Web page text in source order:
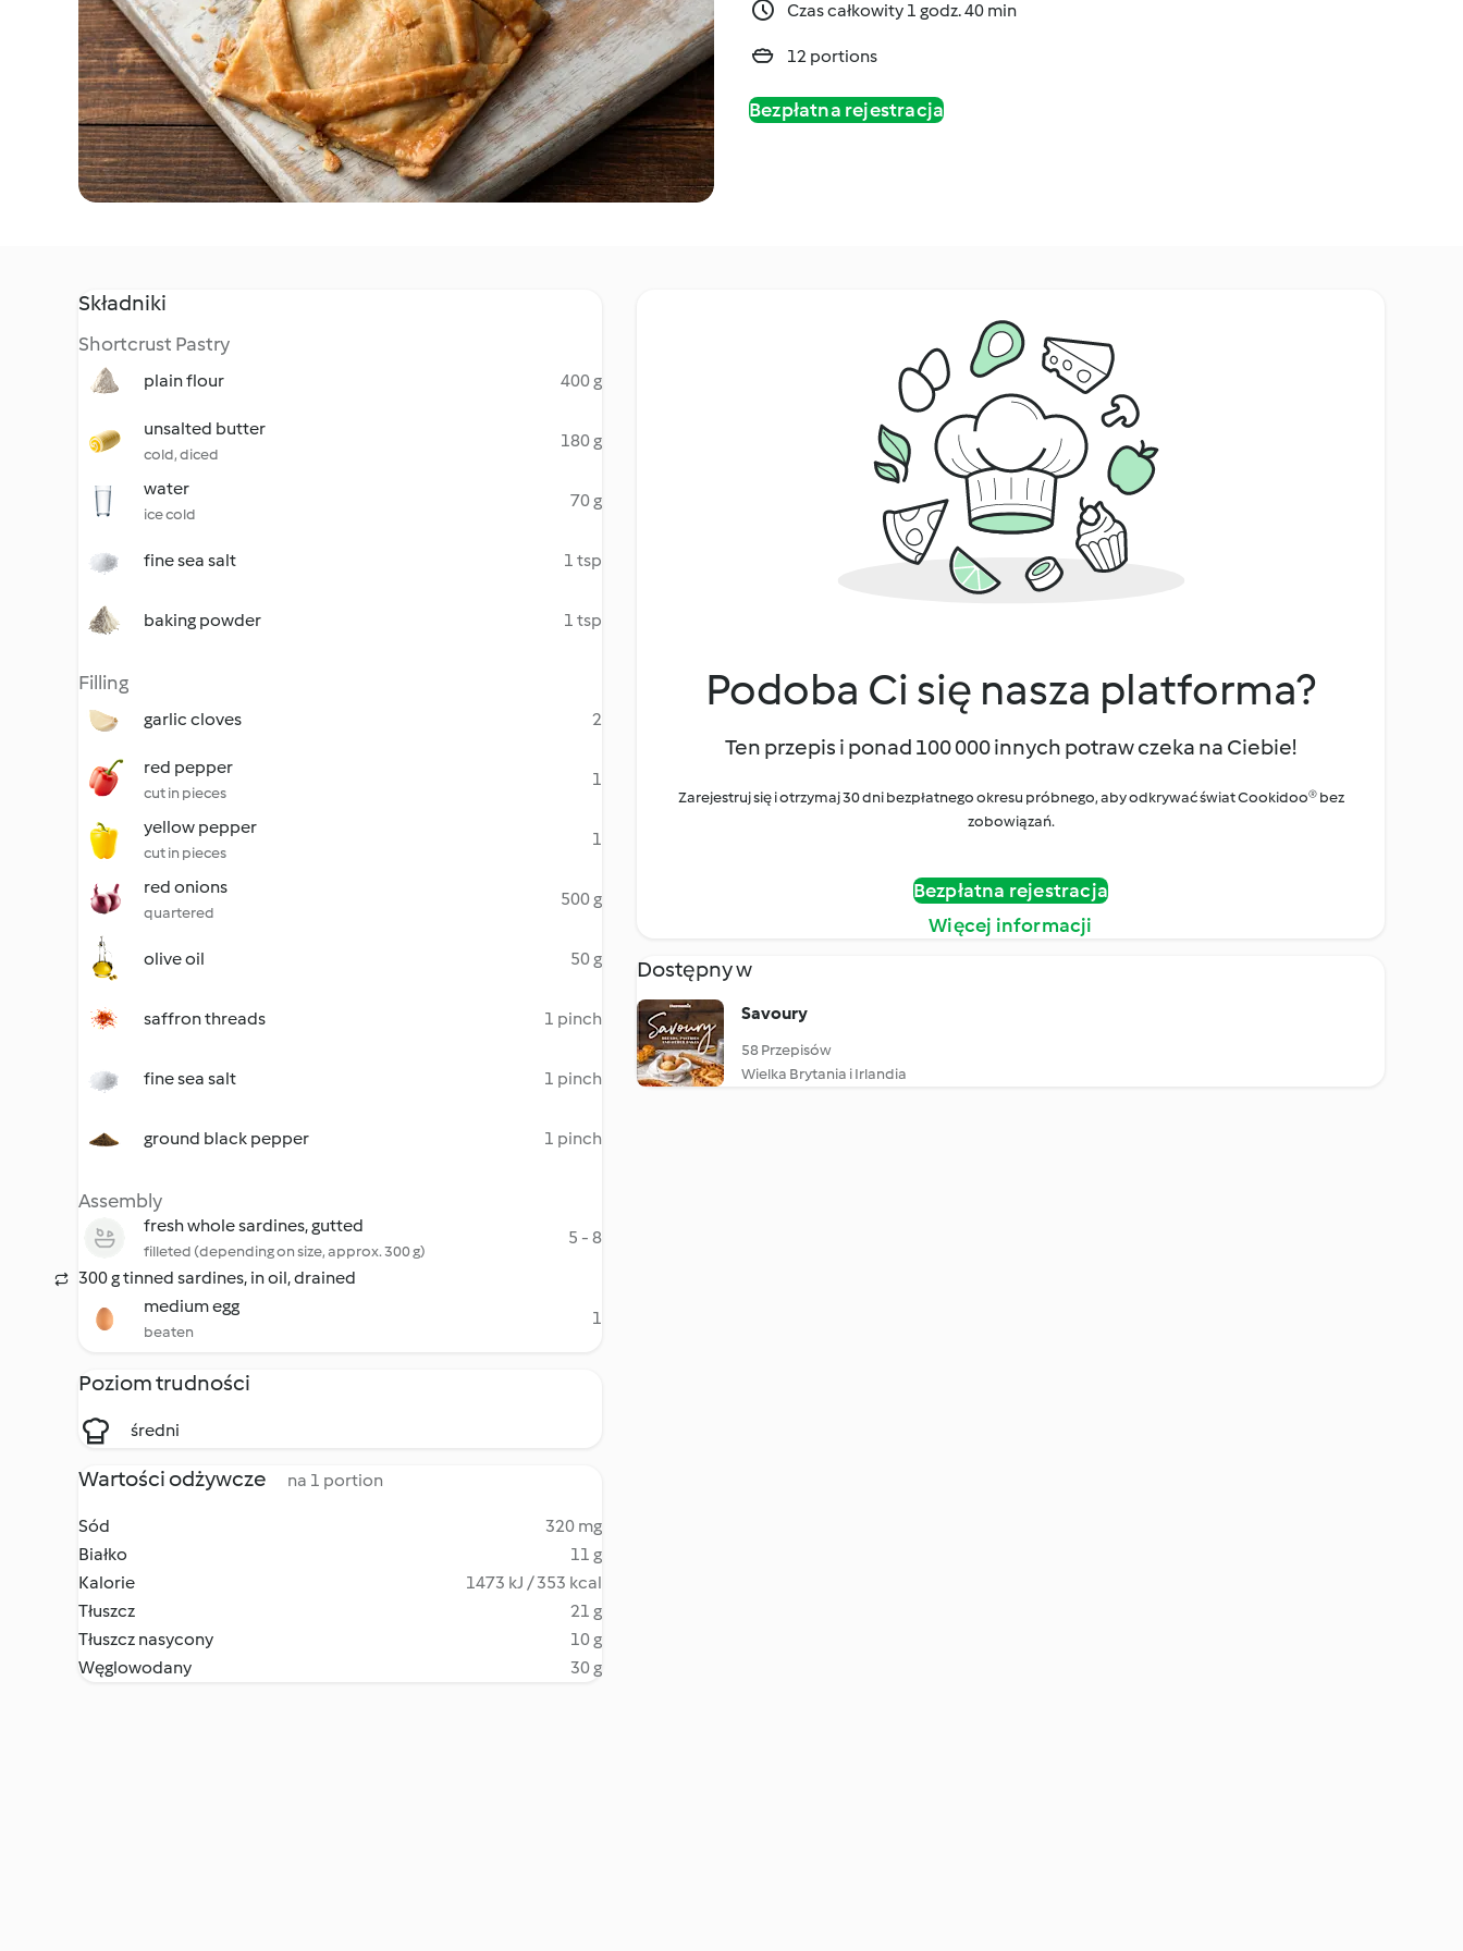
Czas całkowity 1 godz. 40 min
12 portions
Bezpłatna rejestracja
Składniki
Shortcrust Pastry
plain flour 400 g
unsalted butter
cold, diced
180 g
water
ice cold
70 g
fine sea salt 1 tsp
baking powder 1 tsp
Filling
garlic cloves 2
red pepper
cut in pieces
1
yellow pepper
cut in pieces
1
red onions
quartered
500 g
olive oil 50 g
saffron threads 1 pinch
fine sea salt 1 pinch
ground black pepper 1 pinch
Assembly
fresh whole sardines, gutted
filleted (depending on size, approx. 300 g)
5 - 8
300 g tinned sardines, in oil, drained
medium egg
beaten
1
Poziom trudności
średni
Wartości odżywcze na 1 portion
Sód
320 mg
Białko
11 g
Kalorie
1473 kJ / 353 kcal
Tłuszcz
21 g
Tłuszcz nasycony
10 g
Węglowodany
30 g
Podoba Ci się nasza platforma?
Ten przepis i ponad 100 000 innych potraw czeka na Ciebie!
Zarejestruj się i otrzymaj 30 dni bezpłatnego okresu próbnego, aby odkrywać świat Cookidoo® bez
zobowiązań.
Bezpłatna rejestracja
Więcej informacji
Dostępny w
Savoury
58 Przepisów
Wielka Brytania i Irlandia